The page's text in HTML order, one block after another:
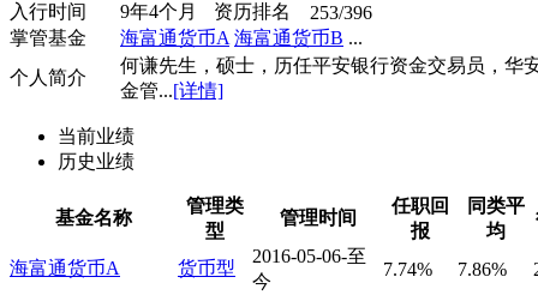
入行时间
9年4个月 资历排名
253/396
掌管基金
海富通货币A 海富通货币B ...
个人简介
何谦先生，硕士，历任平安银行资金交易员，华
金管...[详情]
当前业绩
历史业绩
基金名称
管理类
型
管理时间
任职回
报
同类平
均
海富通货币A 货币型
2016-05-06-至
今
7.74% 7.86%